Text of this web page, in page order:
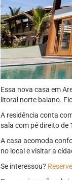
Essa nova casa em
litoral norte baiano.
A residência conta
sala com pé direito de
A casa acomoda
no local e visitar a
Se interessou?